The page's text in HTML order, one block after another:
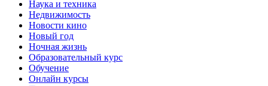
Наука и техника
Недвижимость
Новости кино
Новый год
Ночная жизнь
Образовательный курс
Обучение
Онлайн курсы